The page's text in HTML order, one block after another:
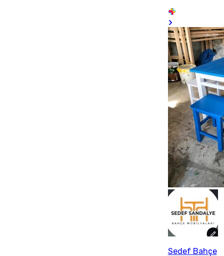
Sedef Bahçe